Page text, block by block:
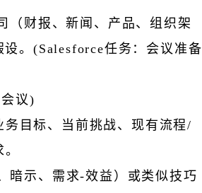
（财报、新闻、产品、组织架
。(Salesforce任务：会议准备
议)
目标、当前挑战、现有流程/
暗示、需求-效益）或类似技巧